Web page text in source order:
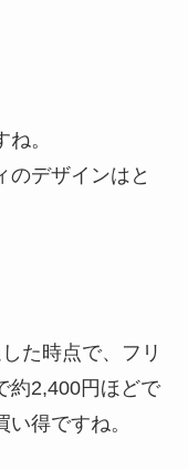
。
のデザインはと
た時点で、フリ
約2,400円ほどで
得ですね。